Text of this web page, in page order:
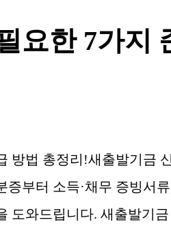
요한 7가지
방법 총정리!새출발기금
증부터 소득·채무 증빙서
도와드립니다. 새출발기